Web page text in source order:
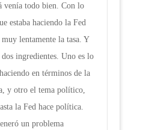
venía todo bien. Con lo
estaba haciendo la Fed
lentamente la tasa. Y
dos ingredientes. Uno es lo
en términos de la
y otro el tema político,
la Fed hace política.
un problema